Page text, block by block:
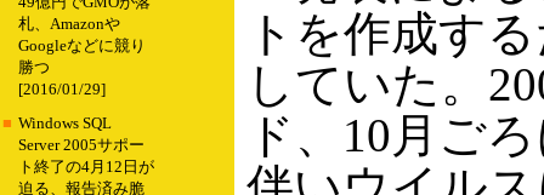
札、Amazonや
Googleなどに競り
勝つ
[2016/01/29]
■ Windows SQL
Server 2005サポー
ト終了の4月12日が
迫る、報告済み脆
トを作成す
していた。
ド、10月ご